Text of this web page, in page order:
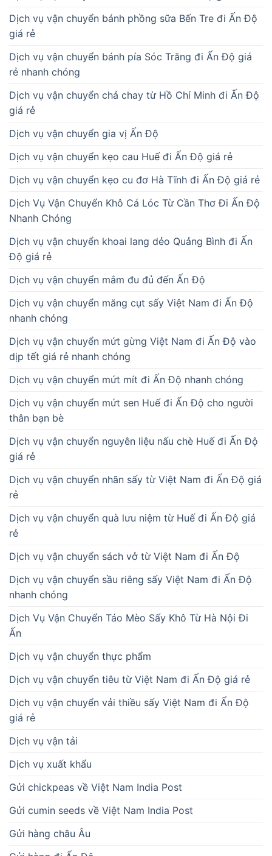
Dịch vụ vận chuyển bánh phồng sữa Bến Tre đi Ấn Độ
giá rẻ
Dịch vụ vận chuyển bánh pía Sóc Trăng đi Ấn Độ giá
rẻ nhanh chóng
Dịch vụ vận chuyển chả chay từ Hồ Chí Minh đi Ấn Độ
giá rẻ
Dịch vụ vận chuyển gia vị Ấn Độ
Dịch vụ vận chuyển kẹo cau Huế đi Ấn Độ giá rẻ
Dịch vụ vận chuyển kẹo cu đơ Hà Tĩnh đi Ấn Độ giá rẻ
Dịch Vụ Vận Chuyển Khô Cá Lóc Từ Cần Thơ Đi Ấn Độ
Nhanh Chóng
Dịch vụ vận chuyển khoai lang dẻo Quảng Bình đi Ấn
Độ giá rẻ
Dịch vụ vận chuyển mắm đu đủ đến Ấn Độ
Dịch vụ vận chuyển măng cụt sấy Việt Nam đi Ấn Độ
nhanh chóng
Dịch vụ vận chuyển mứt gừng Việt Nam đi Ấn Độ vào
dịp tết giá rẻ nhanh chóng
Dịch vụ vận chuyển mứt mít đi Ấn Độ nhanh chóng
Dịch vụ vận chuyển mứt sen Huế đi Ấn Độ cho người
thân bạn bè
Dịch vụ vận chuyển nguyên liệu nấu chè Huế đi Ấn Độ
giá rẻ
Dịch vụ vận chuyển nhãn sấy từ Việt Nam đi Ấn Độ giá
rẻ
Dịch vụ vận chuyển quà lưu niệm từ Huế đi Ấn Độ giá
rẻ
Dịch vụ vận chuyển sách vở từ Việt Nam đi Ấn Độ
Dịch vụ vận chuyển sầu riêng sấy Việt Nam đi Ấn Độ
nhanh chóng
Dịch Vụ Vận Chuyển Táo Mèo Sấy Khô Từ Hà Nội Đi
Ấn
Dịch vụ vận chuyển thực phẩm
Dịch vụ vận chuyển tiêu từ Việt Nam đi Ấn Độ giá rẻ
Dịch vụ vận chuyển vải thiều sấy Việt Nam đi Ấn Độ
giá rẻ
Dịch vụ vận tải
Dịch vụ xuất khẩu
Gửi chickpeas về Việt Nam India Post
Gửi cumin seeds về Việt Nam India Post
Gửi hàng châu Âu